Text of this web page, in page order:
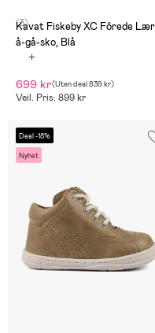
(3)
Kavat Fiskeby XC Fôrede Lær-
å-gå-sko, Blå
699 kr(Uten deal839 kr)
Veil. Pris: 899 kr
Deal -18%
Nyhet